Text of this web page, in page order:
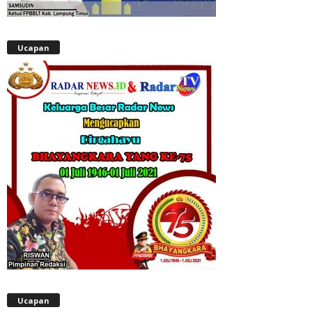
Ucapan
Ucapan